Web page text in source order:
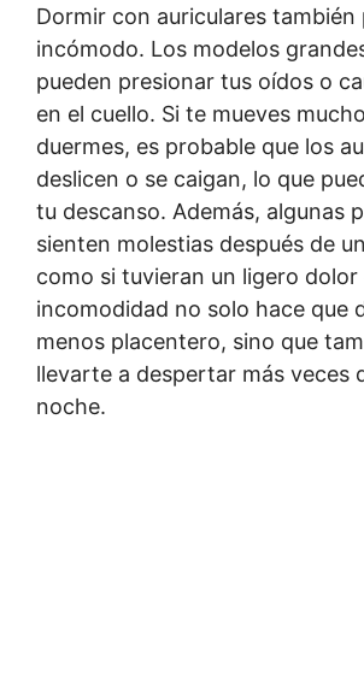
Dormir con auriculares también
incómodo. Los modelos
pueden presionar tus oídos o
en el cuello. Si te mueves
duermes, es probable que los
deslicen o se caigan, lo que
tu descanso. Además, algunas
sienten molestias después de
como si tuvieran un ligero dolor
incomodidad no solo hace que
menos placentero, sino que
llevarte a despertar más veces
noche.